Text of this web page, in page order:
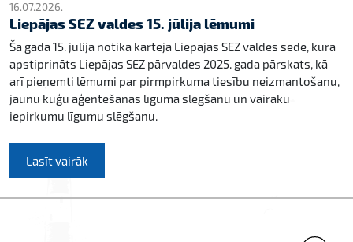
16.07.2026.
Liepājas SEZ valdes 15. jūlija lēmumi
Šā gada 15. jūlijā notika kārtējā Liepājas SEZ valdes sēde, kurā
apstiprināts Liepājas SEZ pārvaldes 2025. gada pārskats, kā
arī pieņemti lēmumi par pirmpirkuma tiesību neizmantošanu,
jaunu kuģu aģentēšanas līguma slēgšanu un vairāku
iepirkumu līgumu slēgšanu.
Lasīt vairāk